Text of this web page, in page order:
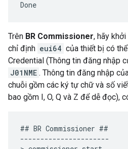
Trên BR Commissioner, hãy
chỉ định eui64 của thiết bị có
Credential (Thông tin đăng nhập
J01NME . Thông tin đăng nhập
chuỗi gồm các ký tự chữ và số
bao gồm I, O, Q và Z để dễ đọc),
## BR Commissioner ##
----------------------